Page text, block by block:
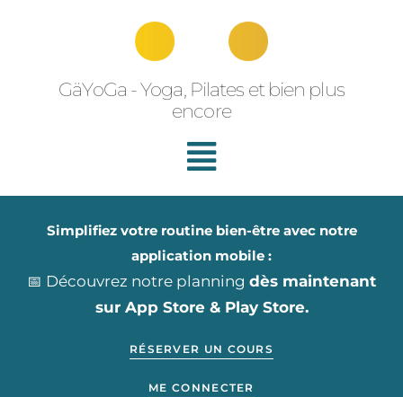
GäYoGa - Yoga, Pilates et bien plus
encore
Simplifiez votre routine bien-être avec notre
application mobile :
📅 Découvrez notre planning dès maintenant
sur App Store & Play Store.
RÉSERVER UN COURS
ME CONNECTER